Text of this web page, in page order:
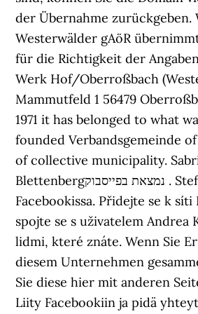
der Übernahme zurückgeben.
Westerwälder gAöR
für die Richtigkeit der
Werk Hof/Oberroßbach
Mammutfeld 1 56479
1971 it has belonged to what
founded Verbandsgemeinde
of collective municipality. ‏‎Sabrina Mannsfeldt-
Blettenberg‎‏ נמצאת בפייסבוק. Steffen Kaiser on
Facebookissa. Přidejte se k síti
spojte se s uživatelem Andrea
lidmi, které znáte. Wenn Sie
diesem Unternehmen
Sie diese hier mit anderen
Liity Facebookiin ja pidä